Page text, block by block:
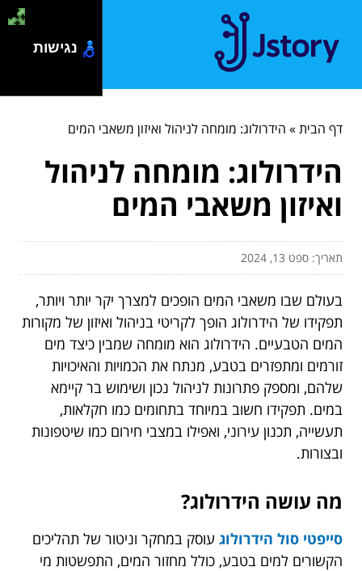
דף הבית» הידרולוג: מומחה לניהול ואיזון משאבי המים
הידרולוג: מומחה לניהול
ואיזון משאבי המים
תאריך: ספט 13, 2024
בעולם שבו משאבי המים הופכים למצרך יקר יותר ויותר,
תפקידו של הידרולוג הופך לקריטי בניהול ואיזון של מקורות
המים הטבעיים. הידרולוג הוא מומחה שמבין כיצד מים
זורמים ומתפזרים בטבע, מנתח את הכמויות והאיכויות
שלהם, ומספק פתרונות לניהול נכון ושימוש בר קיימא
במים. תפקידו חשוב במיוחד בתחומים כמו חקלאות,
תעשייה, תכנון עירוני, ואפילו במצבי חירום כמו שיטפונות
ובצורות.
מה עושה הידרולוג?
סייפטי סול הידרולוג עוסק במחקר וניטור של תהליכים
הקשורים למים בטבע, כולל מחזור המים, התפשטות מי
נגישות